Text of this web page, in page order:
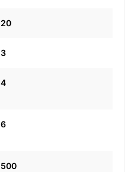
20
3
4
6
500